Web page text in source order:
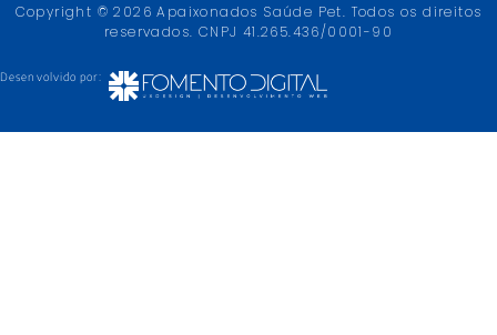
Copyright © 2026 Apaixonados Saúde Pet. Todos os direitos
reservados. CNPJ 41.265.436/0001-90
Desenvolvido por: